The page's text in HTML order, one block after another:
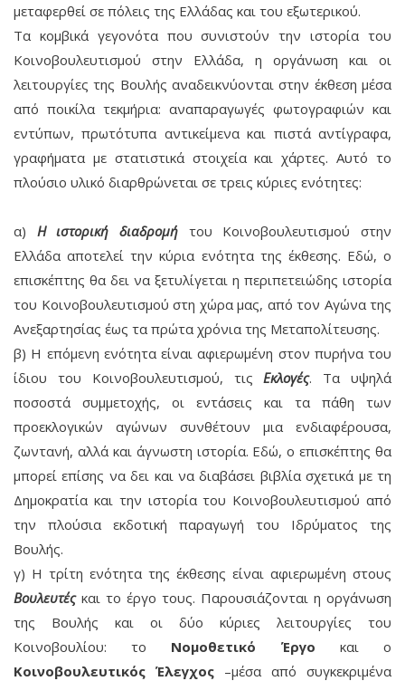
μεταφερθεί σε πόλεις της Ελλάδας και του εξωτερικού.
Τα κομβικά γεγονότα που συνιστούν την ιστορία του
Κοινοβουλευτισμού στην Ελλάδα, η οργάνωση και οι
λειτουργίες της Βουλής αναδεικνύονται στην έκθεση μέσα
από ποικίλα τεκμήρια: αναπαραγωγές φωτογραφιών και
εντύπων, πρωτότυπα αντικείμενα και πιστά αντίγραφα,
γραφήματα με στατιστικά στοιχεία και χάρτες. Αυτό το
πλούσιο υλικό διαρθρώνεται σε τρεις κύριες ενότητες:
α) Η ιστορική διαδρομή του Κοινοβουλευτισμού στην
Ελλάδα αποτελεί την κύρια ενότητα της έκθεσης. Εδώ, ο
επισκέπτης θα δει να ξετυλίγεται η περιπετειώδης ιστορία
του Κοινοβουλευτισμού στη χώρα μας, από τον Αγώνα της
Ανεξαρτησίας έως τα πρώτα χρόνια της Μεταπολίτευσης.
β) Η επόμενη ενότητα είναι αφιερωμένη στον πυρήνα του
ίδιου του Κοινοβουλευτισμού, τις Εκλογές. Τα υψηλά
ποσοστά συμμετοχής, οι εντάσεις και τα πάθη των
προεκλογικών αγώνων συνθέτουν μια ενδιαφέρουσα,
ζωντανή, αλλά και άγνωστη ιστορία. Εδώ, ο επισκέπτης θα
μπορεί επίσης να δει και να διαβάσει βιβλία σχετικά με τη
Δημοκρατία και την ιστορία του Κοινοβουλευτισμού από
την πλούσια εκδοτική παραγωγή του Ιδρύματος της
Βουλής.
γ) Η τρίτη ενότητα της έκθεσης είναι αφιερωμένη στους
Βουλευτέςκαι το έργο τους. Παρουσιάζονται η οργάνωση
της Βουλής και οι δύο κύριες λειτουργίες του
Κοινοβουλίου: το Νομοθετικό Έργο και ο
Κοινοβουλευτικός Έλεγχος –μέσα από συγκεκριμένα